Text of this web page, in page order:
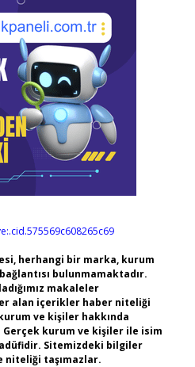
herhangi bir marka, kurum
bulunmamaktadır.
makaleler
alan içerikler haber niteliği
ve kişiler hakkında
Gerçek kurum ve kişiler ile isim
Sitemizdeki bilgiler
niteliği taşımazlar.